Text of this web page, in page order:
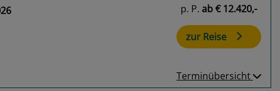
p. P. ab€ 12.420,-
zur Reise
Terminübersicht